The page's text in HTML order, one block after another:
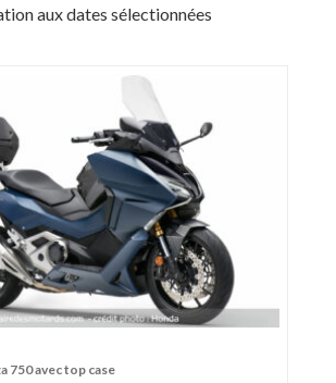
aux dates sélectionnées
750 avec top case